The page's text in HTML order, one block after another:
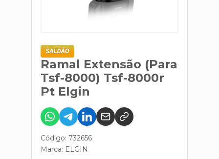
Ramal Extensão (Para
Tsf-8000) Tsf-8000r
Pt Elgin
Código: 732656
Marca: ELGIN